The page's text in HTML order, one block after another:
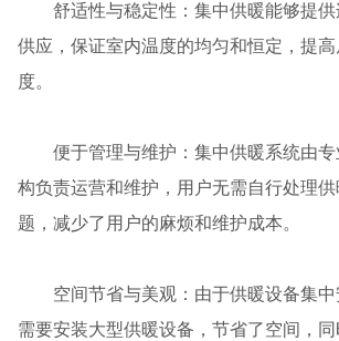
舒适性与稳定性：集中供暖能够提供
供应，保证室内温度的均匀和恒定，提
度。
便于管理与维护：集中供暖系统由专
构负责运营和维护，用户无需自行处理
题，减少了用户的麻烦和维护成本。
空间节省与美观：由于供暖设备集中
需要安装大型供暖设备，节省了空间，